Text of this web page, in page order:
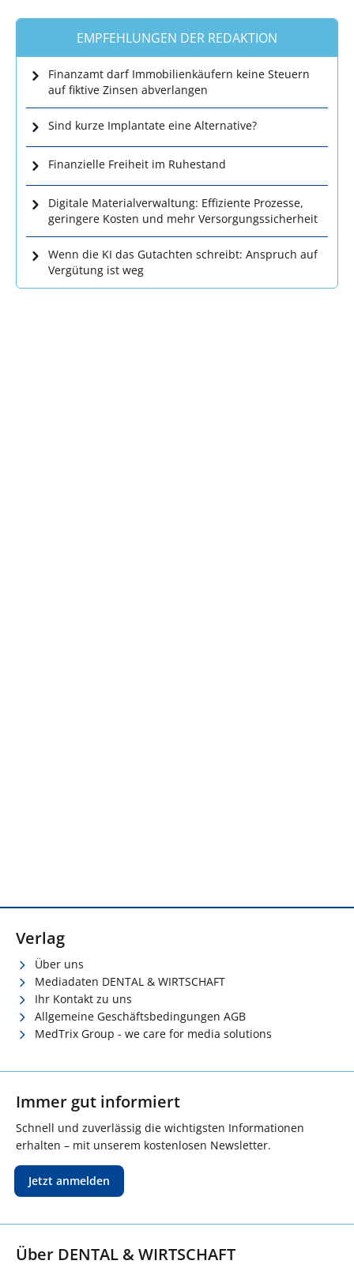
EMPFEHLUNGEN DER REDAKTION
Finanzamt darf Immobilienkäufern keine Steuern
auf fiktive Zinsen abverlangen
Sind kurze Implantate eine Alternative?
Finanzielle Freiheit im Ruhestand
Digitale Materialverwaltung: Effiziente Prozesse,
geringere Kosten und mehr Versorgungssicherheit
Wenn die KI das Gutachten schreibt: Anspruch auf
Vergütung ist weg
Verlag
Über uns
Mediadaten DENTAL & WIRTSCHAFT
Ihr Kontakt zu uns
Allgemeine Geschäftsbedingungen AGB
MedTrix Group - we care for media solutions
Immer gut informiert
Schnell und zuverlässig die wichtigsten Informationen
erhalten – mit unserem kostenlosen Newsletter.
Jetzt anmelden
Über DENTAL & WIRTSCHAFT